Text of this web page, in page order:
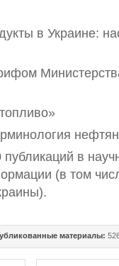
в Украине:
в
(в том
материалы: